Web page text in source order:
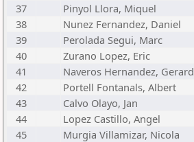
37
Pinyol Llora, Miquel
38
Nunez Fernandez, Daniel
39
Perolada Segui, Marc
40
Zurano Lopez, Eric
41
Naveros Hernandez, Gerard
42
Portell Fontanals, Albert
43
Calvo Olayo, Jan
44
Lopez Castillo, Angel
45
Murgia Villamizar, Nicola